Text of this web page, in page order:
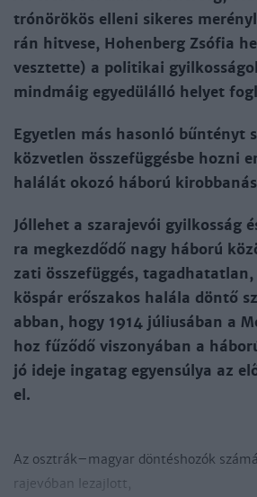
trón­örö­kös el­le­ni si­ke­res
rán hit­ve­se, Ho­hen­berg Zsó­fia
vesz­tet­te) a po­li­ti­kai
mind­máig egye­dül­ál­ló he­lyet
Egyet­len más ha­son­ló bűn­tényt
köz­vet­len össze­füg­gés­be hoz­ni
ha­lá­lát oko­zó há­bo­rú
Jól­le­het a sza­ra­je­vói gyil­kos­ság
ra meg­kez­dő­dő nagy há­bo­rú
za­ti össze­füg­gés,
kös­pár erő­sza­kos ha­lá­la dön­tő
ab­ban, hogy 1914 jú­liu­sá­ban a
hoz fű­ző­dő vi­szo­nyá­ban a
jó ide­je in­ga­tag egyen­sú­lya az
el.
Az oszt­rák–ma­gyar dön­tés­ho­zók
ra­je­vó­ban le­zaj­lott,